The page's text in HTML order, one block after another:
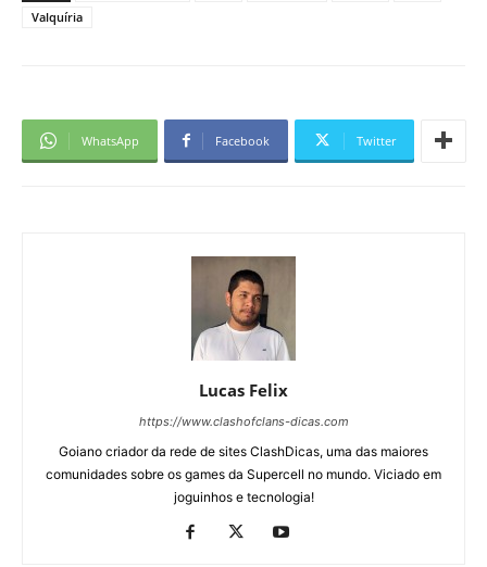
Valquíria
WhatsApp Facebook Twitter
Lucas Felix
https://www.clashofclans-dicas.com
Goiano criador da rede de sites ClashDicas, uma das maiores
comunidades sobre os games da Supercell no mundo. Viciado em
joguinhos e tecnologia!